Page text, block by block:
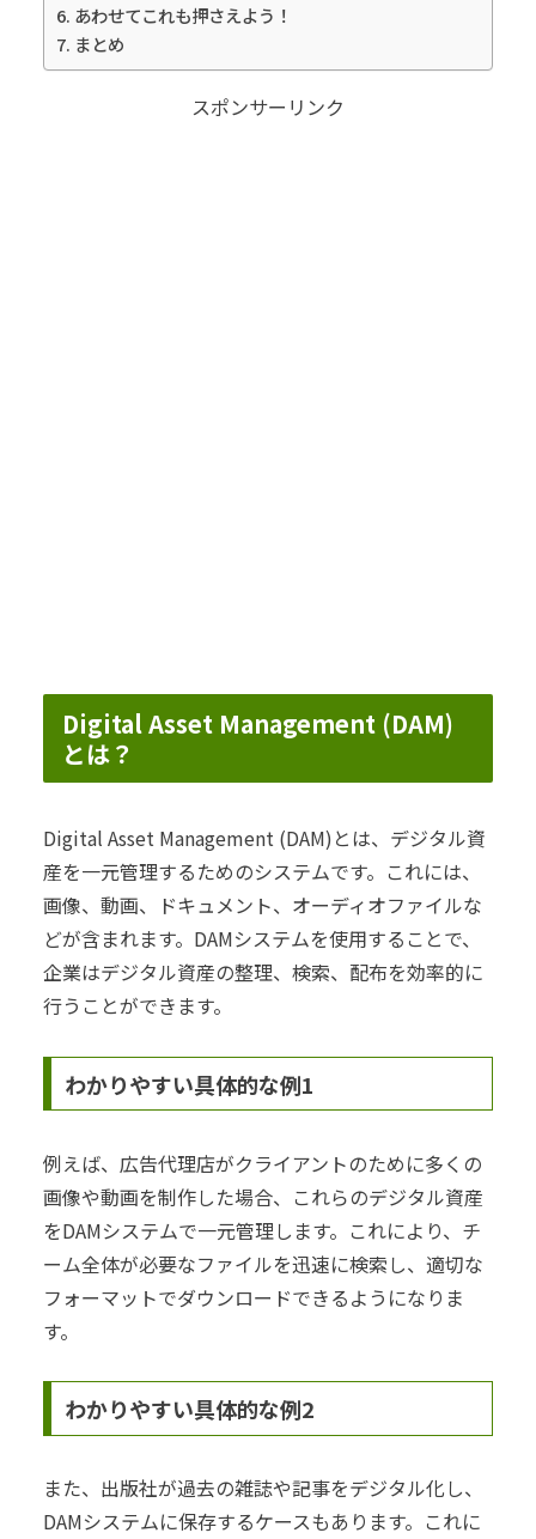
あわせてこれも押さえよう！
まとめ
スポンサーリンク
Digital Asset Management (DAM)
とは？
Digital Asset Management (DAM)とは、デジタル資
産を一元管理するためのシステムです。これには、
画像、動画、ドキュメント、オーディオファイルな
どが含まれます。DAMシステムを使用することで、
企業はデジタル資産の整理、検索、配布を効率的に
行うことができます。
わかりやすい具体的な例1
例えば、広告代理店がクライアントのために多くの
画像や動画を制作した場合、これらのデジタル資産
をDAMシステムで一元管理します。これにより、チ
ーム全体が必要なファイルを迅速に検索し、適切な
フォーマットでダウンロードできるようになりま
す。
わかりやすい具体的な例2
また、出版社が過去の雑誌や記事をデジタル化し、
DAMシステムに保存するケースもあります。これに